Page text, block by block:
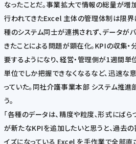
なったことだ。事業拡大で情報の総量が増
行われてきたExcel 主体の管理体制は限界
種のシステム同士が連携されず、データが
きたことによる問題が顕在化。KPIの収集
要するようになり、経営・管理側が1週間
単位でしか把握できなくなるなど、迅速な
っていた。同社介護事業本部 システム推
う。
「各種のデータは、精度や粒度、形式にばら
が新たなKPIを追加したいと思うと、過去
イズになっている Excel を手作業で全部直